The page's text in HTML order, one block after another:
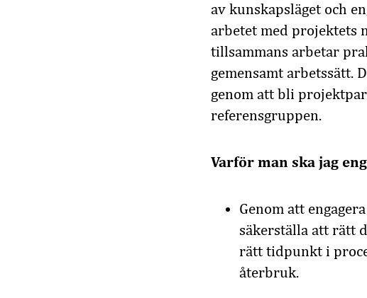
av kunskapsläget och
arbetet med projektets
tillsammans arbetar
gemensamt arbetssätt.
genom att bli
referensgruppen.
Varför man ska jag
Genom att
säkerställa att rätt
rätt tidpunkt i
återbruk.